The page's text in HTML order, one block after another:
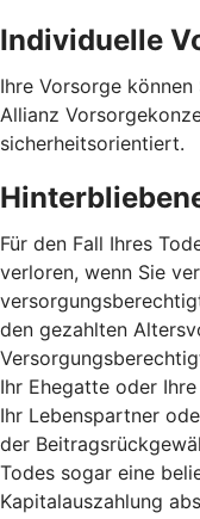
Individuelle
Ihre Vorsorge
Allianz
sicherheitsorientiert.
Für den Fall Ihres
verloren, wenn Sie
den gezahlten
Ihr Ehegatte oder
Ihr Lebenspartner
der
Todes sogar eine
Kapitalauszahlung